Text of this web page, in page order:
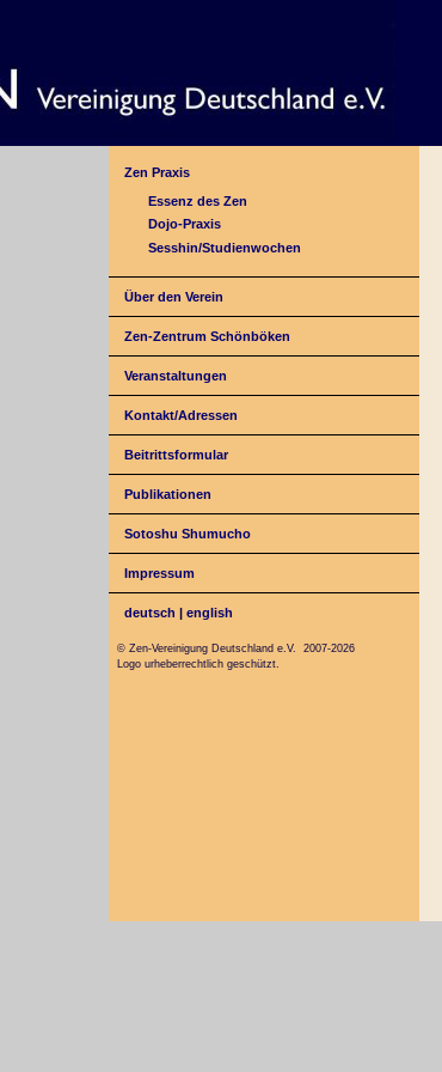
Zen Praxis
Essenz des Zen
Dojo-Praxis
Sesshin/Studienwochen
Über den Verein
Zen-Zentrum Schönböken
Veranstaltungen
Kontakt/Adressen
Beitrittsformular
Publikationen
Sotoshu Shumucho
Impressum
deutsch |english
© Zen-Vereinigung Deutschland e.V. 2007-2026
Logo urheberrechtlich geschützt.